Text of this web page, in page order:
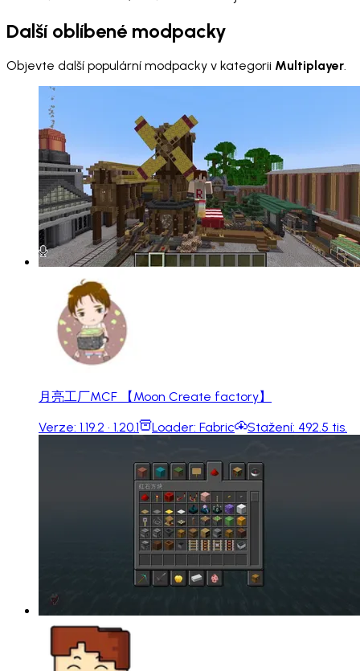
Další oblíbené modpacky
Objevte další populární modpacky v kategorii Multiplayer.
月亮工厂MCF 【Moon Create factory】
Verze: 1.19.2 · 1.20.1 Loader: Fabric Stažení: 492.5 tis.